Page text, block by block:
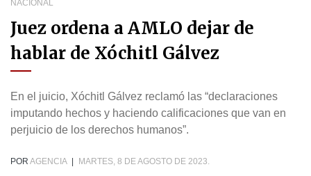
NACIONAL
Juez ordena a AMLO dejar de
hablar de Xóchitl Gálvez
En el juicio, Xóchitl Gálvez reclamó las “declaraciones
imputando hechos y haciendo calificaciones que van en
perjuicio de los derechos humanos”.
POR AGENCIA MARTES, 8 DE AGOSTO DE 2023.